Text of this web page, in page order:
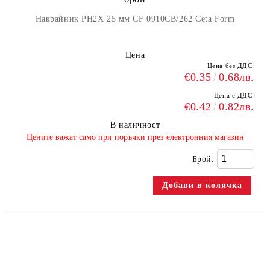
Накрайник PH2X 25 мм CF 0910CB/262 Ceta Form
Цена
Цена без ДДС:
€0.35 0.68лв.
Цена с ДДС:
€0.42 0.82лв.
В наличност
​Цените важат само при поръчки през електронния магазин
Брой: